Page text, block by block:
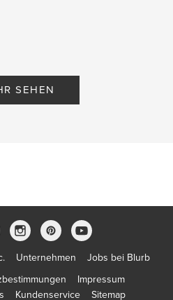
SEHEN
Unternehmen
Jobs bei Blurb
Impressum
Kundenservice Sitemap